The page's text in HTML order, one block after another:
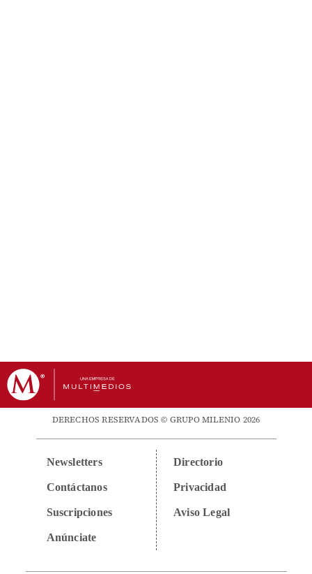
DERECHOS RESERVADOS © GRUPO MILENIO 2026
Newsletters
Contáctanos
Suscripciones
Anúnciate
Directorio
Privacidad
Aviso Legal